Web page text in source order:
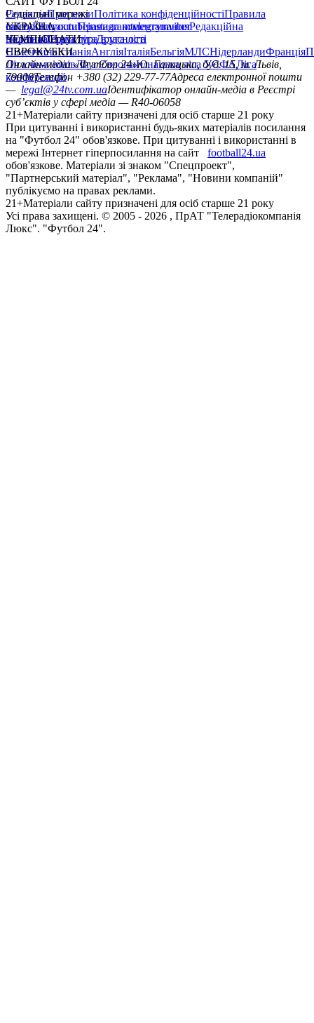
РедакціяПрогнозиПолітика конфіденційностіПравила
сайтуКонтактиПравила коментуванняРедакційна
політикаСтруктура власності
Соціальні мережі
facebookxyoutubeinstagramtelegramviber
УКРАЇНА
УкраїнаПерша лігаДруга ліга
ЧЕМПІОНАТИ
НімеччинаІспаніяАнгліяІталіяБельгіяМЛСНідерландиФранція
ЄВРОКУБКИ
Ліга чемпіонівЛіга ЄвропиЮнацька ліга УЄФАЛіга
конференцій
Онлайн-медіа «Футбол 24»пл. Галицька, буд. 15, м. Львів,
79008Телефон +380 (32) 229-77-77Адреса електронної пошти
— legal@24tv.com.uaІдентифікатор онлайн-медіа в Реєстрі
суб’єктів у сфері медіа — R40-06058
21+Матеріали сайту призначені для осіб старше 21 року
При цитуванні і використанні будь-яких матеріалів посилання
на "Футбол 24" обов'язкове. При цитуванні і використанні в
мережі Інтернет гіперпосилання на сайт
football24.ua
обов'язкове. Матеріали зі знаком "Спецпроект",
"Партнерський матеріал", "Реклама", "Новини компаній"
публікуємо на правах реклами.
21+Матеріали сайту призначені для осіб старше 21 року
Усi права захищенi. © 2005 - 2026 , ПрАТ "Телерадіокомпанія
Люкс". "Футбол 24".